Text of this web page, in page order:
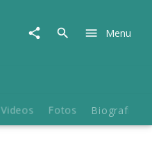
Menu
Videos Fotos Biografie